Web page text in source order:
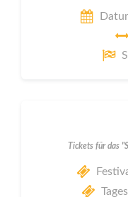
Tickets für das